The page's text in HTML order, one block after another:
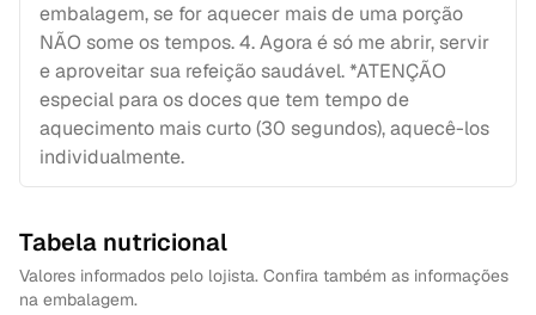
embalagem, se for aquecer mais de uma porção
NÃO some os tempos. 4. Agora é só me abrir, servir
e aproveitar sua refeição saudável. *ATENÇÃO
especial para os doces que tem tempo de
aquecimento mais curto (30 segundos), aquecê-los
individualmente.
Tabela nutricional
Valores informados pelo lojista. Confira também as informações
na embalagem.